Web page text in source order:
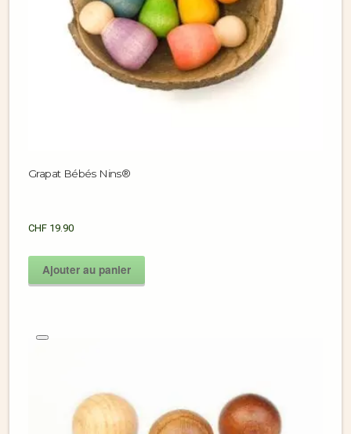
Grapat Bébés Nins®
CHF 19.90
Ajouter au panier